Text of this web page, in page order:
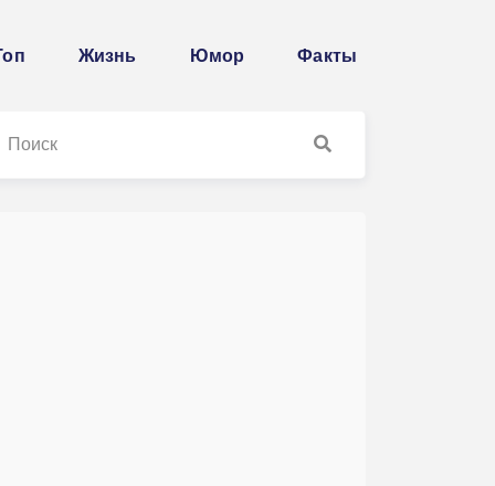
Жизнь Юмор Факты